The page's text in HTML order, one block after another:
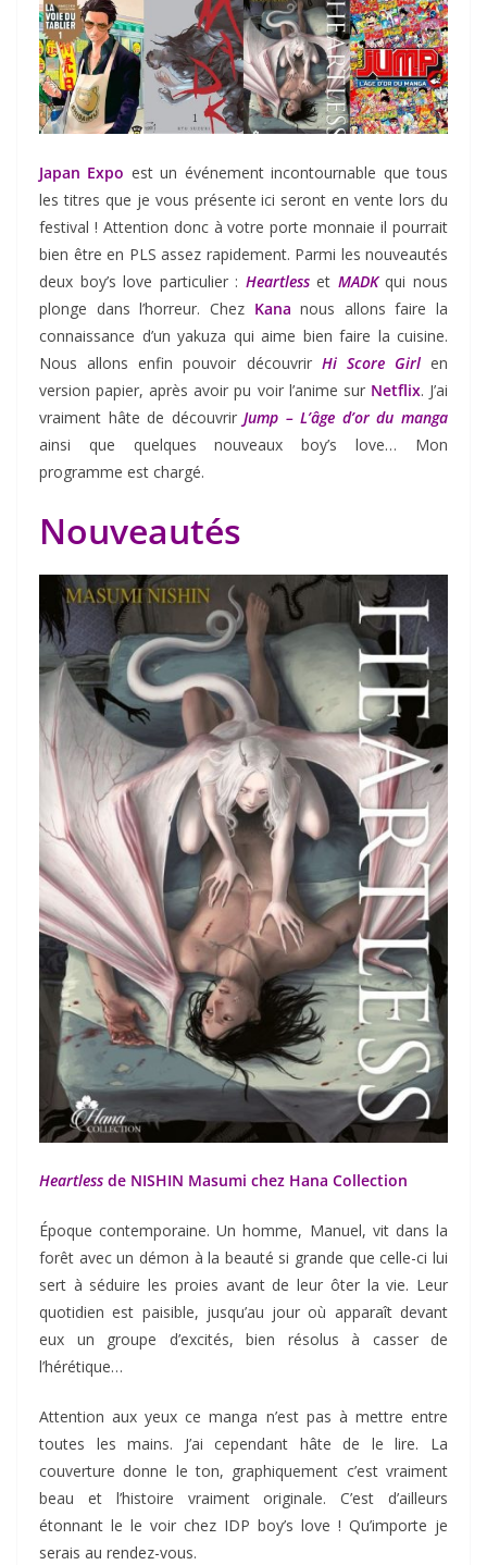
Japan Expo est un événement incontournable que tous
les titres que je vous présente ici seront en vente lors du
festival ! Attention donc à votre porte monnaie il pourrait
bien être en PLS assez rapidement. Parmi les nouveautés
deux boy’s love particulier : Heartlesset MADKqui nous
plonge dans l’horreur. Chez Kana nous allons faire la
connaissance d’un yakuza qui aime bien faire la cuisine.
Nous allons enfin pouvoir découvrirHi Score Girl en
version papier, après avoir pu voir l’anime sur Netflix. J’ai
vraiment hâte de découvrir Jump – L’âge d’or du manga
ainsi que quelques nouveaux boy’s love… Mon
programme est chargé.
Nouveautés
Heartless de NISHIN Masumi chez Hana Collection
Époque contemporaine. Un homme, Manuel, vit dans la
forêt avec un démon à la beauté si grande que celle-ci lui
sert à séduire les proies avant de leur ôter la vie. Leur
quotidien est paisible, jusqu’au jour où apparaît devant
eux un groupe d’excités, bien résolus à casser de
l’hérétique…
Attention aux yeux ce manga n’est pas à mettre entre
toutes les mains. J’ai cependant hâte de le lire. La
couverture donne le ton, graphiquement c’est vraiment
beau et l’histoire vraiment originale. C’est d’ailleurs
étonnant le le voir chez IDP boy’s love ! Qu’importe je
serais au rendez-vous.